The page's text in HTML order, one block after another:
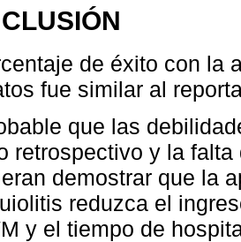
de éxito con la
fue similar al
que las
retrospectivo y la
demostrar que la
reduzca el
y el tiempo de